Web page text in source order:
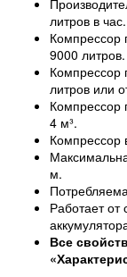
литров в час.
Компрессор
9000 литров.
Компрессор
литров или
Компрессор
4 м³.
Компрессор
м.
Работает от
Все